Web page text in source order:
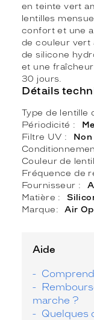
en teinte vert
lentilles
confort et une
de couleur vert
de silicone
et une
30 jours.
Détails
Type de lentille
Périodicité
Filtre UV
Non
Couleur de
Fréquence de
Fournisseur
Matière
Marque
Air
Aide
marche ?
Quelques